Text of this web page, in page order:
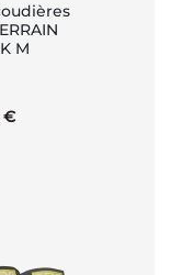
M
€